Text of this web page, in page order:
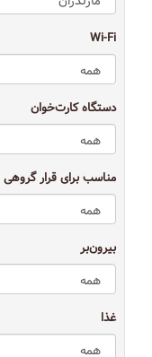
Wi-Fi
دستگاه کارت‌خوان
مناسب برای قرار گروهی
بیرون‌بر
غذا